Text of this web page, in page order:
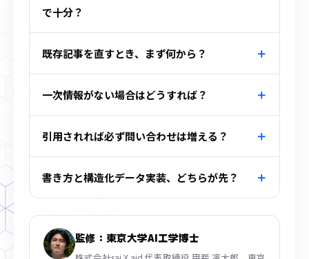
で十分？
既存記事を直すとき、まず何から？
一次情報がない場合はどうすれば？
引用されれば必ず問い合わせは増える？
書き方と構造化データ実装、どちらが先？
監修：東京大学AI工学博士